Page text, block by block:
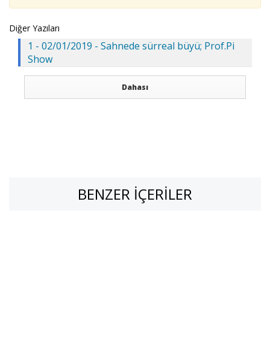
Diğer Yazıları
1 - 02/01/2019 - Sahnede sürreal büyü; Prof.Pi
Show
Dahası
BENZER İÇERILER